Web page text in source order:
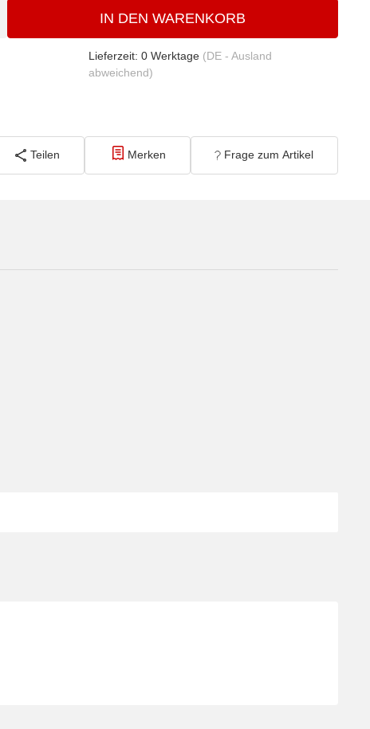
IN DEN WARENKORB
Lieferzeit: 0 Werktage (DE - Ausland
abweichend)
Teilen Merken Frage zum Artikel